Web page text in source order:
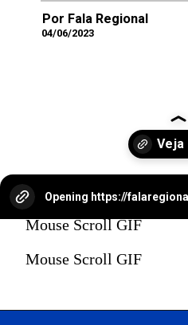
Por Fala Regional
04/06/2023
Opening
Mouse Scroll GIF
Mouse Scroll GIF